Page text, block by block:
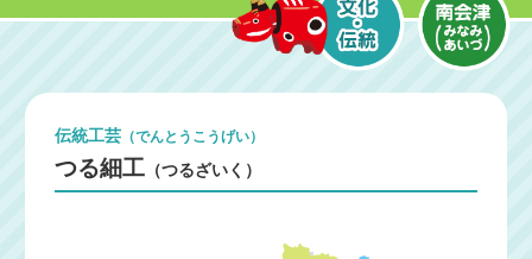
伝統工芸（でんとうこうげい）
つる細工（つるざいく）